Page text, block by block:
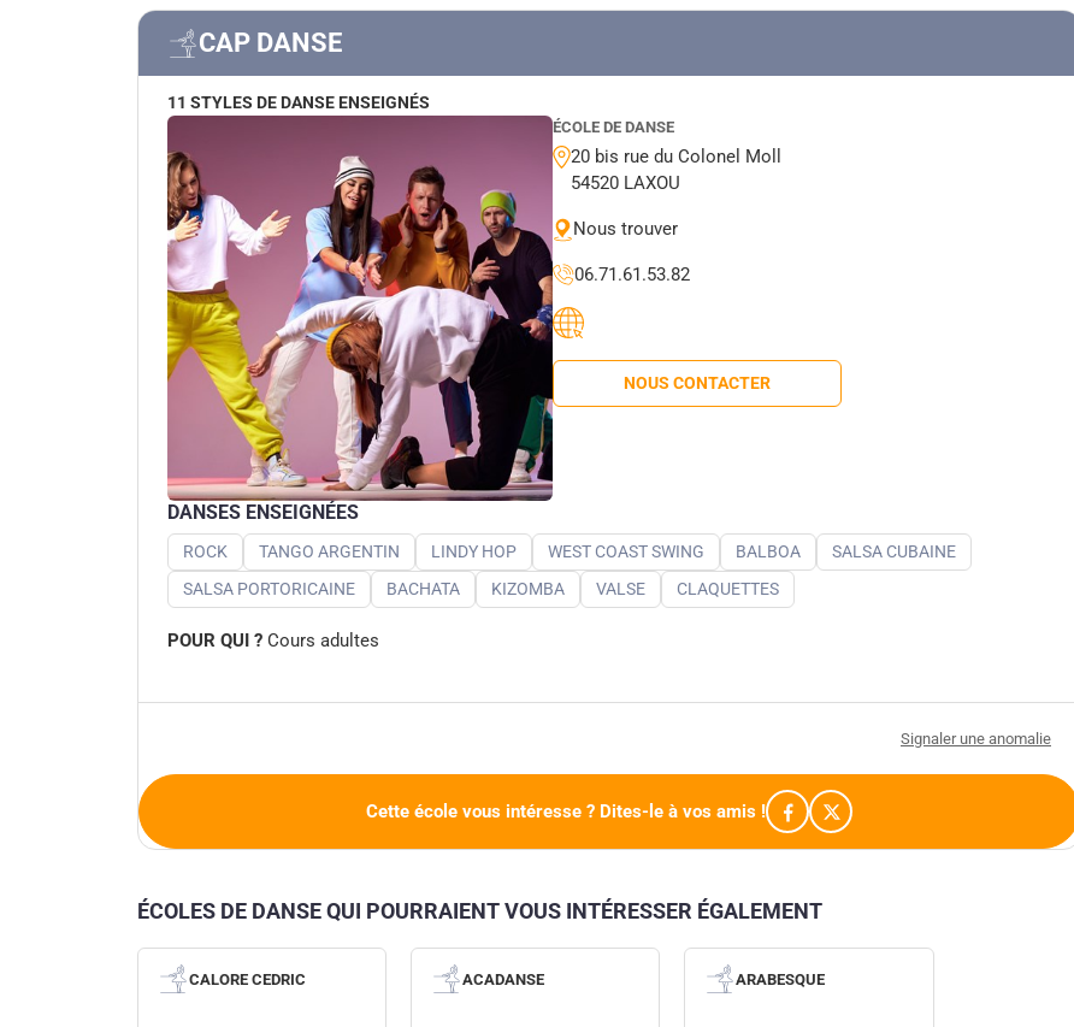
CAP DANSE
11 STYLES DE DANSE ENSEIGNÉS
ÉCOLE DE DANSE
20 bis rue du Colonel Moll
54520 LAXOU
Nous trouver
06.71.61.53.82
NOUS CONTACTER
DANSES ENSEIGNÉES
ROCK TANGO ARGENTIN LINDY HOP WEST COAST SWING BALBOA
SALSA CUBAINE
SALSA PORTORICAINE
BACHATA KIZOMBA VALSE CLAQUETTES
POUR QUI ? Cours adultes
Signaler une anomalie
Cette école vous intéresse ? Dites-le à vos amis !
ÉCOLES DE DANSE QUI POURRAIENT VOUS INTÉRESSER ÉGALEMENT
CALORE CEDRIC ACADANSE ARABESQUE